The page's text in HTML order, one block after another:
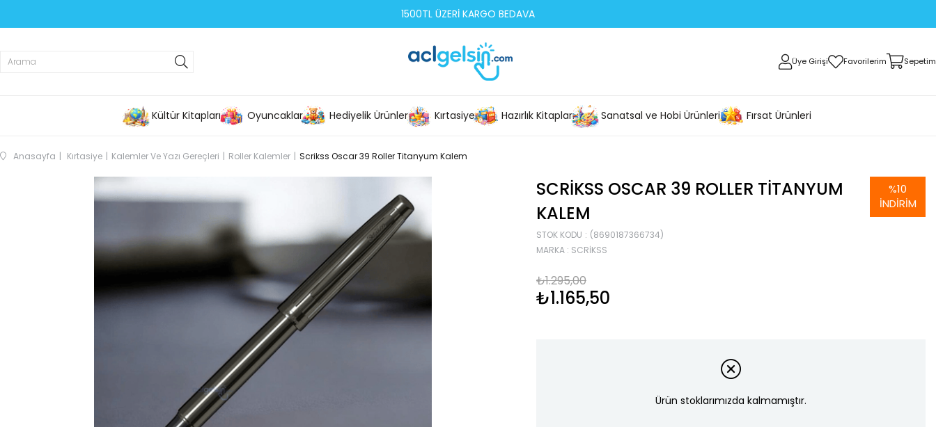
1500TL ÜZERİ KARGO BEDAVA
Üye Girişi Favorilerim Sepetim
Kültür Kitapları Oyuncaklar Hediyelik Ürünler Kırtasiye Hazırlık Kitapları Sanatsal ve Hobi Ürünleri Fırsat Ürünleri
Anasayfa Kırtasiye Kalemler Ve Yazı Gereçleri Roller Kalemler Scrikss Oscar 39 Roller Titanyum Kalem
SCRIKSS OSCAR 39 ROLLER TITANYUM
KALEM
STOK KODU
(8690187366734)
MARKA : SCRIKSS
₺1.295,00
₺1.165,50
%10
İNDIRIM
Ürün stoklarımızda kalmamıştır.